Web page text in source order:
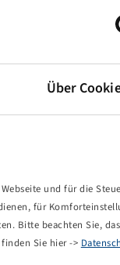
Über
und für die
für
Bitte beachten Sie,
Sie hier ->